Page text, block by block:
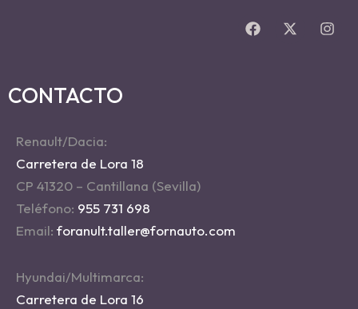
CONTACTO
Renault/Dacia:
Carretera de Lora 18
CP 41320 – Cantillana (Sevilla)
Teléfono: 955 731 698
Email: foranult.taller@fornauto.com
Hyundai/Multimarca:
Carretera de Lora 16